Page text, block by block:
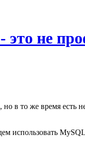
не
, но в то же время есть
использовать